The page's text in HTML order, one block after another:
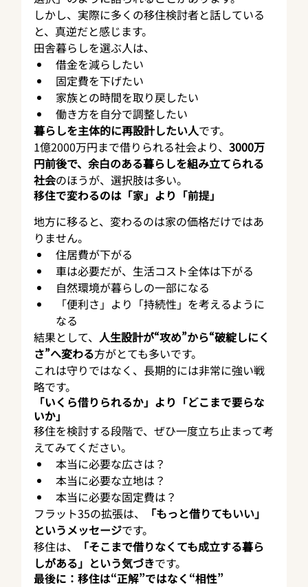
しかし、実際に多くの移住検討者と話している
と、真逆だと感じます。
田舎暮らしを選ぶ人は、
借金を減らしたい
固定費を下げたい
家族との時間を取り戻したい
働き方を自分で調整したい
暮らしを主体的に再設計したい人です。
1億2000万円まで借りられる社会より、 3000万
円前後で、余白のある暮らしを組み立てられる
社会のほうが、選択肢は多い。
移住で変わるのは「家」より「前提」
地方に移ると、変わるのは家の価格だけではあ
りません。
住居費が下がる
車は必要だが、生活コスト全体は下がる
自然環境が暮らしの一部になる
「便利さ」より「持続性」を考えるように
なる
結果として、 人生設計が“攻め”から“破綻しにく
さ”へ変わる方がとても多いです。
これは守りではなく、長期的には非常に強い戦
略です。
「いくら借りられるか」より「どこまで要らな
いか」
移住を検討する段階で、ぜひ一度立ち止まって考
えてみてください。
本当に必要な広さは？
本当に必要な立地は？
本当に必要な固定費は？
フラット35の拡張は、
「もっと借りてもいい」
というメッセージです。
移住は、
「そこまで借りなくても成立する暮ら
しがある」という気づきです。
最後に：移住は“正解”ではなく“相性”